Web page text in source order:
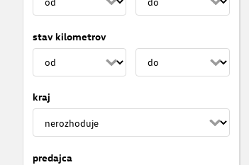
stav kilometrov
kraj
predajca